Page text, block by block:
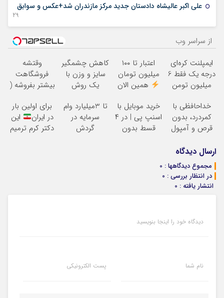
علی‌ اکبر عالیشاه دادستان جدید مرکز مازندران شد+عکس و سوابق
29 آگوست 2024
از سراسر وب
ایمپلنت کره‌ای
درجه یک فقط 6
میلیون تومن
اعتبار تا ۱۰۰
میلیون تومان
همین الان
بده
کاهش چشمگیر
سایز و وزن با
یک روش
وقتشه
فروشگاهت
بیشتر بفروشه (
نام کن )
خداحافظی با
کمردرد، بدون
قرص و آمپول
خرید موبایل با
اسنپ پی | در ۴
قسط بدون
تا 3میلیارد وام
سرمایه در
گردش
برای اولین بار
در ایران
این
دکتر کرم ترمیم
ارسال دیدگاه
مجموع دیدگاهها : 0
در انتظار بررسی : 0
انتشار یافته : 0
دیدگاه خود را اینجا بنویسید
نام شما پست الکترونیکی